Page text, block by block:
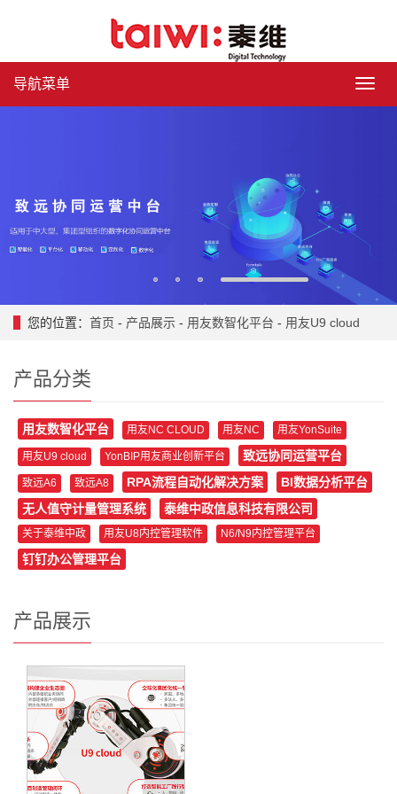
导
导航菜单
您的位置： 首页 - 产品展示 - 用友数智化平台 - 用友U9 cloud
产品分类
用友数智化平台 用友NC CLOUD 用友NC 用友YonSuite
用友U9 cloud YonBIP用友商业创新平台 致远协同运营平台
致远A6 致远A8 RPA流程自动化解决方案
BI数据分析平台
无人值守计量管理系统
泰维中政信息科技有限公司
关于泰维中政 用友U8内控管理软件 N6/N9内控管理平台
钉钉办公管理平台
产品展示